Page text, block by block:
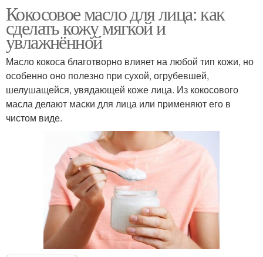
Кокосовое масло для лица: как
сделать кожу мягкой и
увлажнённой
Масло кокоса благотворно влияет на любой тип кожи, но
особенно оно полезно при сухой, огрубевшей,
шелушащейся, увядающей коже лица. Из кокосового
масла делают маски для лица или применяют его в
чистом виде.